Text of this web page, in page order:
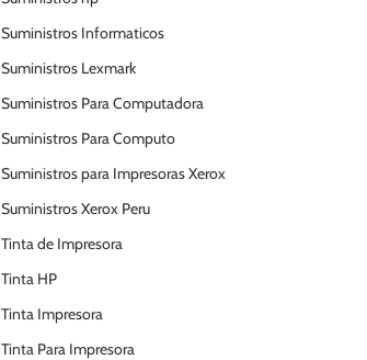
Suministros Informaticos
Suministros Lexmark
Suministros Para Computadora
Suministros Para Computo
Suministros para Impresoras Xerox
Suministros Xerox Peru
Tinta de Impresora
Tinta HP
Tinta Impresora
Tinta Para Impresora